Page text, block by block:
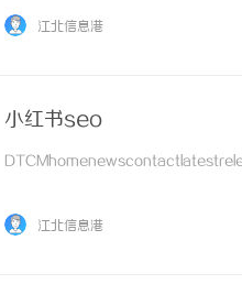
江北信息港
小红书seo
江北信息港